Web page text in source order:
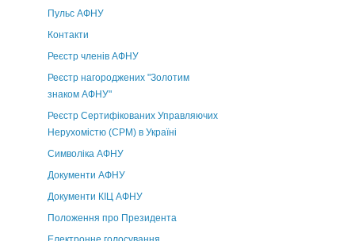
Пульс АФНУ
Контакти
Реєстр членів АФНУ
Реєстр нагороджених "Золотим
знаком АФНУ"
Реєстр Сертифікованих Управляючих
Нерухомістю (CPM) в Україні
Символіка АФНУ
Документи АФНУ
Документи КІЦ АФНУ
Положення про Президента